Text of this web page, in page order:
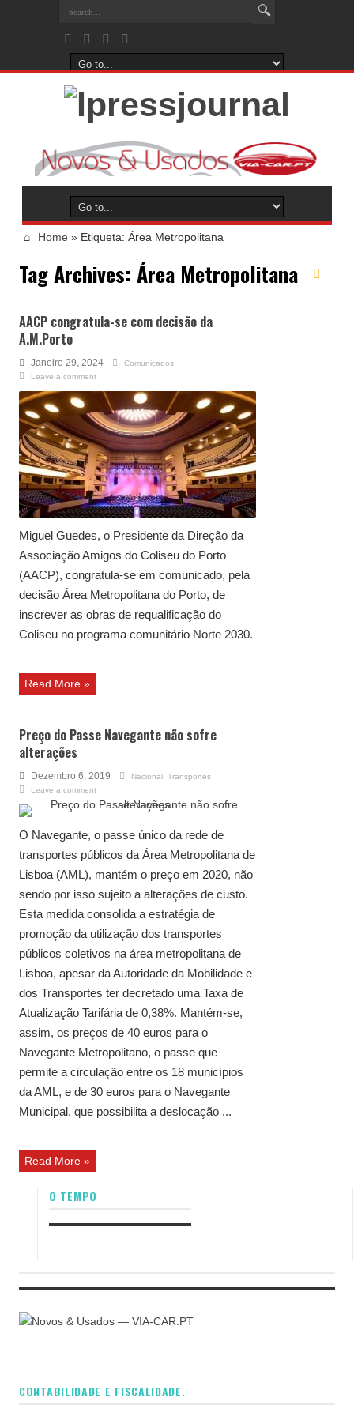
Home » Etiqueta: Área Metropolitana
Tag Archives: Área Metropolitana
AACP congratula-se com decisão da
A.M.Porto
Janeiro 29, 2024
Comunicados
Leave a comment
Miguel Guedes, o Presidente da Direção da
Associação Amigos do Coliseu do Porto
(AACP), congratula-se em comunicado, pela
decisão Área Metropolitana do Porto, de
inscrever as obras de requalificação do
Coliseu no programa comunitário Norte 2030.
Read More »
Preço do Passe Navegante não sofre
alterações
Dezembro 6, 2019 Nacional Transportes
Leave a comment
O Navegante, o passe único da rede de
transportes públicos da Área Metropolitana de
Lisboa (AML), mantém o preço em 2020, não
sendo por isso sujeito a alterações de custo.
Esta medida consolida a estratégia de
promoção da utilização dos transportes
públicos coletivos na área metropolitana de
Lisboa, apesar da Autoridade da Mobilidade e
dos Transportes ter decretado uma Taxa de
Atualização Tarifária de 0,38%. Mantém-se,
assim, os preços de 40 euros para o
Navegante Metropolitano, o passe que
permite a circulação entre os 18 municípios
da AML, e de 30 euros para o Navegante
Municipal, que possibilita a deslocação ...
Read More »
O TEMPO
CONTABILIDADE E FISCALIDADE.